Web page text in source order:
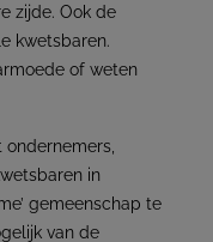
zijde. Ook de
kwetsbaren.
of weten
in
gemeenschap te
van de